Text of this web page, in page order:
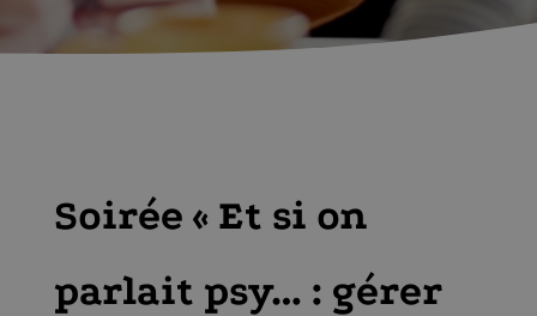
Soirée « Et si on
parlait psy… : gérer